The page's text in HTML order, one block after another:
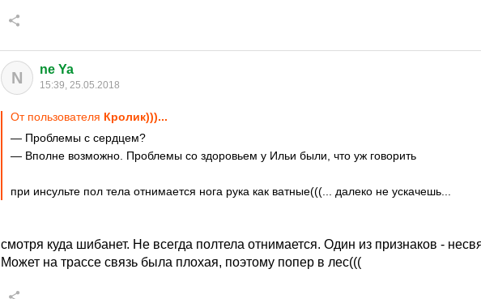
N ne Ya
15:39, 25.05.2018
От пользователя Кролик)))...
— Проблемы с сердцем?
— Вполне возможно. Проблемы со здоровьем у Ильи были, что уж говорить
при инсульте пол тела отнимается нога рука как ватные(((... далеко не ускачешь...
смотря куда шибанет. Не всегда полтела отнимается. Один из признаков -
Может на трассе связь была плохая, поэтому попер в лес(((